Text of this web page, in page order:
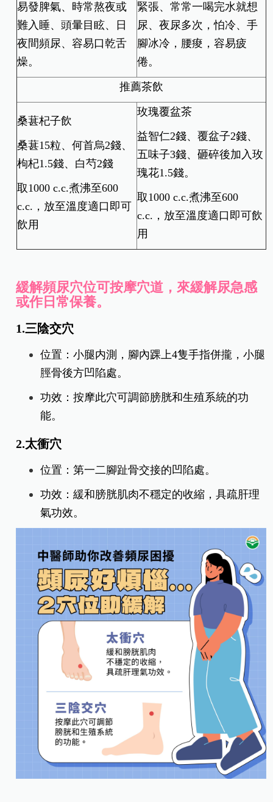
易發脾氣、時常熬夜或
難入睡、頭暈目眩、日
夜間頻尿、容易口乾舌
燥。
緊張、常常一喝完水就想
尿、夜尿多次，怕冷、手
腳冰冷，腰痠，容易疲
倦。
推薦茶飲
桑葚杞子飲
桑葚15粒、何首烏2錢、
枸杞1.5錢、白芍2錢
取1000 c.c.煮沸至600
c.c.，放至溫度適口即可
飲用
玫瑰覆盆茶
益智仁2錢、覆盆子2錢、
五味子3錢、砸碎後加入玫
瑰花1.5錢。
取1000 c.c.煮沸至600
c.c.，放至溫度適口即可飲
用
緩解頻尿穴位可按摩穴道，來緩解尿急感
或作日常保養。
1.三陰交穴
位置：小腿内測，腳內踝上4隻手指併攏，小腿
脛骨後方凹陷處。
功效：按摩此穴可調節膀胱和生殖系統的功
能。
2.太衝穴
位置：第一二腳趾骨交接的凹陷處。
功效：緩和膀胱肌肉不穩定的收縮，具疏肝理
氣功效。